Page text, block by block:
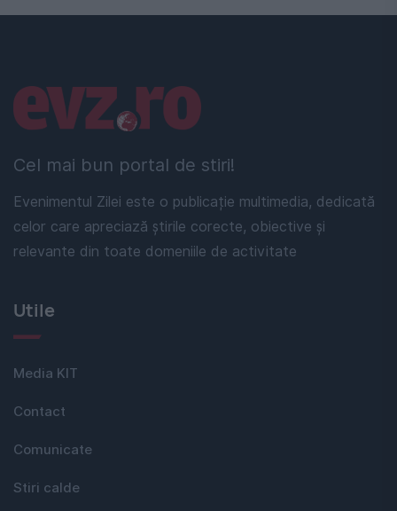
Cel mai bun portal de stiri!
Evenimentul Zilei este o publicație multimedia, dedicată
celor care apreciază știrile corecte, obiective și
relevante din toate domeniile de activitate
Linkuri utile
Utile
Media KIT
Contact
Comunicate
Stiri calde